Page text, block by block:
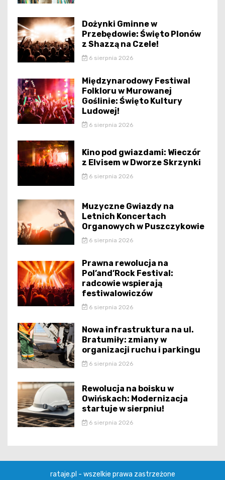
Dożynki Gminne w
Przebędowie: Święto Plonów
z Shazzą na Czele!
6 sierpnia 2026
Międzynarodowy Festiwal
Folkloru w Murowanej
Goślinie: Święto Kultury
Ludowej!
6 sierpnia 2026
Kino pod gwiazdami: Wieczór
z Elvisem w Dworze Skrzynki
6 sierpnia 2026
Muzyczne Gwiazdy na
Letnich Koncertach
Organowych w Puszczykowie
6 sierpnia 2026
Prawna rewolucja na
Pol’and’Rock Festival:
radcowie wspierają
festiwalowiczów
6 sierpnia 2026
Nowa infrastruktura na ul.
Bratumiły: zmiany w
organizacji ruchu i parkingu
6 sierpnia 2026
Rewolucja na boisku w
Owińskach: Modernizacja
startuje w sierpniu!
6 sierpnia 2026
rataje.pl - wszelkie prawa zastrzeżone